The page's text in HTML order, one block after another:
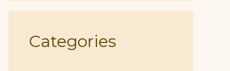
Categories